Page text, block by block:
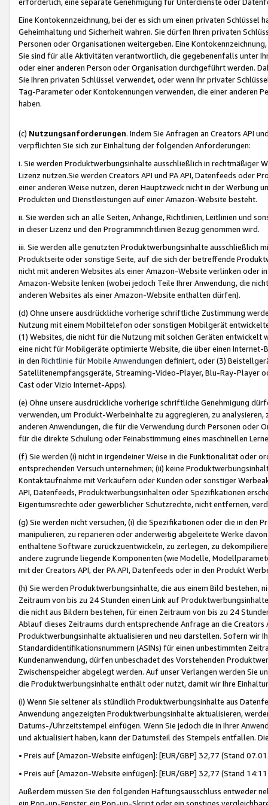
Eine Kontokennzeichnung, bei der es sich um einen privaten
Geheimhaltung und Sicherheit wahren. Sie dürfen Ihren privaten
Personen oder Organisationen weitergeben. Eine
Sie sind für alle Aktivitäten verantwortlich, die gegebenenfalls unter
oder einer anderen Person oder Organisation durchgeführt werden.
Sie Ihren privaten Schlüssel verwendet, oder wenn Ihr privater
Tag-Parameter oder Kontokennungen verwenden, die einer anderen
haben.
(c) Nutzungsanforderungen. Indem Sie Anfragen an Creators API
verpflichten Sie sich zur Einhaltung der folgenden Anforderungen:
i. Sie werden Produktwerbungsinhalte ausschließlich in rechtmäßiger
Lizenz nutzen.Sie werden Creators API und PA API, Datenfeeds oder
einer anderen Weise nutzen, deren Hauptzweck nicht in der Werbung
Produkten und Dienstleistungen auf einer Amazon-Website besteht.
ii. Sie werden sich an alle Seiten, Anhänge, Richtlinien, Leitlinien und
in dieser Lizenz und den Programmrichtlinien Bezug genommen wird.
iii. Sie werden alle genutzten Produktwerbungsinhalte ausschließlich
Produktseite oder sonstige Seite, auf die sich der betreffende
nicht mit anderen Websites als einer Amazon-Website verlinken oder
Amazon-Website lenken (wobei jedoch Teile Ihrer Anwendung, die
anderen Websites als einer Amazon-Website enthalten dürfen).
(d) Ohne unsere ausdrückliche vorherige schriftliche Zustimmung
Nutzung mit einem Mobiltelefon oder sonstigen Mobilgerät
(1) Websites, die nicht für die Nutzung mit solchen Geräten
eine nicht für Mobilgeräte optimierte Website, die über einen
in den Richtlinie für Mobile Anwendungen definiert, oder (3)
Satellitenempfangsgeräte, Streaming-Video-Player, Blu-Ray-Player
Cast oder Vizio Internet-Apps).
(e) Ohne unsere ausdrückliche vorherige schriftliche Genehmigung
verwenden, um Produkt-Werbeinhalte zu aggregieren, zu
anderen Anwendungen, die für die Verwendung durch Personen
für die direkte Schulung oder Feinabstimmung eines maschinellen
(f) Sie werden (i) nicht in irgendeiner Weise in die Funktionalität oder
entsprechenden Versuch unternehmen; (ii) keine
Kontaktaufnahme mit Verkäufern oder Kunden oder sonstiger
API, Datenfeeds, Produktwerbungsinhalten oder Spezifikationen
Eigentumsrechte oder gewerblicher Schutzrechte, nicht entfernen,
(g) Sie werden nicht versuchen, (i) die Spezifikationen oder die in
manipulieren, zu reparieren oder anderweitig abgeleitete Werke
enthaltene Software zurückzuentwickeln, zu zerlegen, zu
andere zugrunde liegende Komponenten (wie Modelle,
mit der Creators API, der PA API, Datenfeeds oder in den Produkt
(h) Sie werden Produktwerbungsinhalte, die aus einem Bild bestehen,
Zeitraum von bis zu 24 Stunden einen Link auf
die nicht aus Bildern bestehen, für einen Zeitraum von bis zu 24
Ablauf dieses Zeitraums durch entsprechende Anfrage an die
Produktwerbungsinhalte aktualisieren und neu darstellen. Sofern wir
Standardidentifikationsnummern (ASINs) für einen unbestimmten
Kundenanwendung, dürfen unbeschadet des Vorstehenden
Zwischenspeicher abgelegt werden. Auf unser Verlangen werden Sie
die Produktwerbungsinhalte enthält oder nutzt, damit wir Ihre
(i) Wenn Sie seltener als stündlich Produktwerbungsinhalte aus
Anwendung angezeigten Produktwerbungsinhalte aktualisieren,
Datums-/Uhrzeitstempel einfügen. Wenn Sie jedoch die in Ihrer
und aktualisiert haben, kann der Datumsteil des Stempels entfallen.
• Preis auf [Amazon-Website einfügen]: [EUR/GBP] 32,77 (Stand
• Preis auf [Amazon-Website einfügen]: [EUR/GBP] 32,77 (Stand
Außerdem müssen Sie den folgenden Haftungsausschluss entweder
ein Pop-up-Fenster, ein Pop-up-Skript oder ein sonstiges